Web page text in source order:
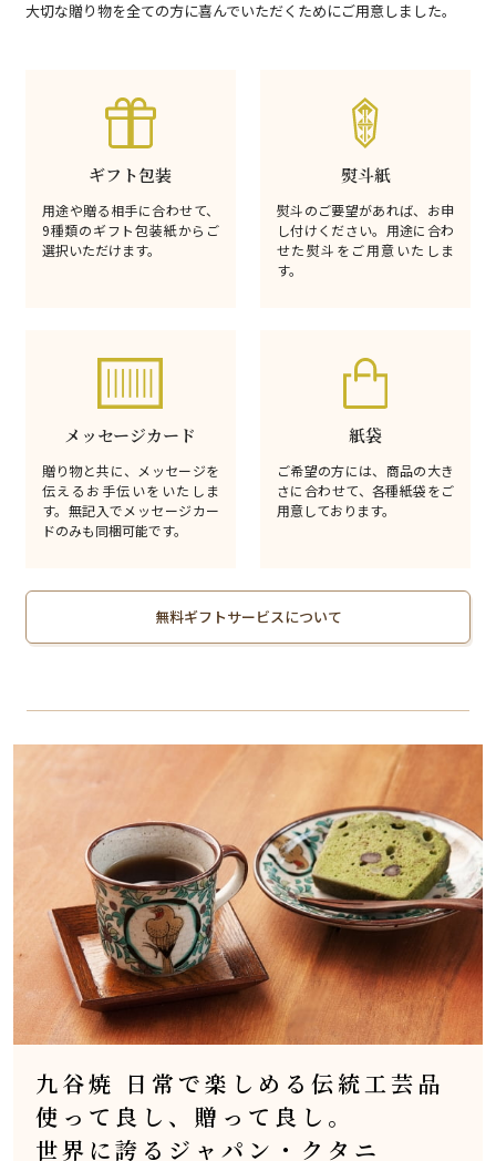
大切な贈り物を全ての方に喜んでいただくためにご用意しました。
ギフト包装
用途や贈る相手に合わせて、
9種類のギフト包装紙からご
選択いただけます。
熨斗紙
熨斗のご要望があれば、お申
し付けください。用途に合わ
せた熨斗をご用意いたしま
す。
メッセージカード
贈り物と共に、メッセージを
伝えるお手伝いをいたしま
す。無記入でメッセージカー
ドのみも同梱可能です。
紙袋
ご希望の方には、商品の大き
さに合わせて、各種紙袋をご
用意しております。
無料ギフトサービスについて
九谷焼 日常で楽しめる伝統工芸品
使って良し、贈って良し。
世界に誇るジャパン・クタニ